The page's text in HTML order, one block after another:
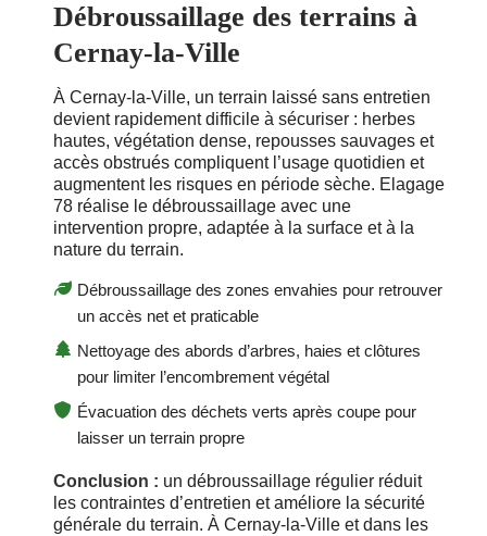
Débroussaillage des terrains à
Cernay-la-Ville
À Cernay-la-Ville, un terrain laissé sans entretien
devient rapidement difficile à sécuriser : herbes
hautes, végétation dense, repousses sauvages et
accès obstrués compliquent l’usage quotidien et
augmentent les risques en période sèche. Elagage
78 réalise le débroussaillage avec une
intervention propre, adaptée à la surface et à la
nature du terrain.
Débroussaillage des zones envahies pour retrouver
un accès net et praticable
Nettoyage des abords d’arbres, haies et clôtures
pour limiter l’encombrement végétal
Évacuation des déchets verts après coupe pour
laisser un terrain propre
Conclusion : un débroussaillage régulier réduit
les contraintes d’entretien et améliore la sécurité
générale du terrain. À Cernay-la-Ville et dans les